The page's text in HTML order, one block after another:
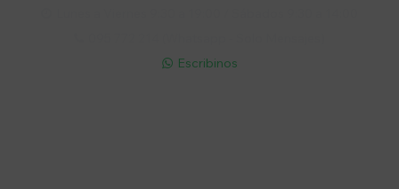
 Escribinos